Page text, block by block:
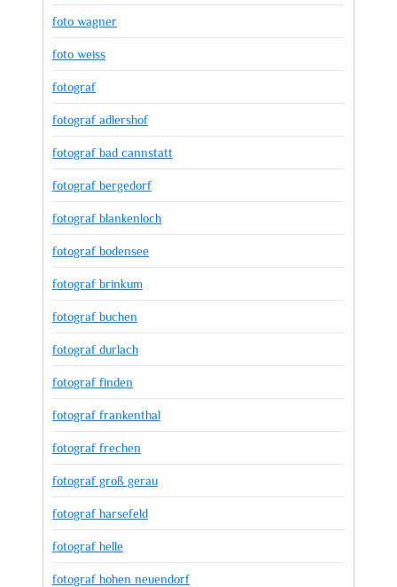
foto wagner
foto weiss
fotograf
fotograf adlershof
fotograf bad cannstatt
fotograf bergedorf
fotograf blankenloch
fotograf bodensee
fotograf brinkum
fotograf buchen
fotograf durlach
fotograf finden
fotograf frankenthal
fotograf frechen
fotograf groß gerau
fotograf harsefeld
fotograf helle
fotograf hohen neuendorf